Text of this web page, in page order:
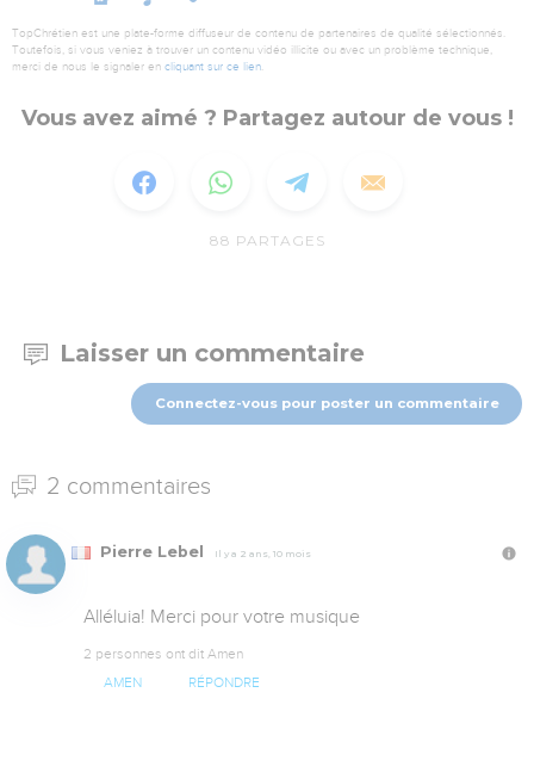
TopChrétien est une plate-forme diffuseur de contenu de partenaires de qualité sélectionnés.
Toutefois, si vous veniez à trouver un contenu vidéo illicite ou avec un problème technique,
merci de nous le signaler en cliquant sur ce lien
Vous avez aimé ? Partagez autour de vous !
88 PARTAGES
Laisser un commentaire
Connectez-vous pour poster un commentaire
2 commentaires
Pierre Lebel Il y a 2 ans, 10 mois
Alléluia! Merci pour votre musique
2 personnes ont dit Amen
AMEN RÉPONDRE